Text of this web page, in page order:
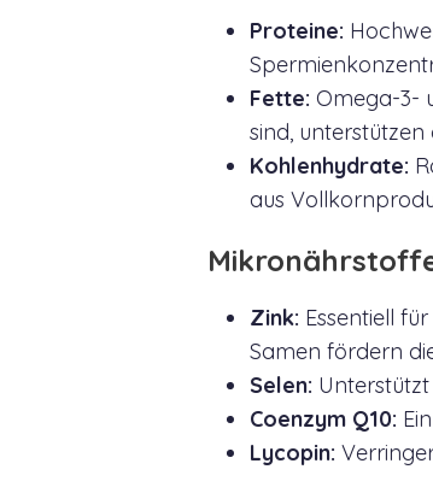
Proteine:
Fette: Omega-3-
sind,
Kohlenhydrate:
aus
Zink: Essentiell
Samen fördern
Selen:
Coenzym Q10:
Lycopin: